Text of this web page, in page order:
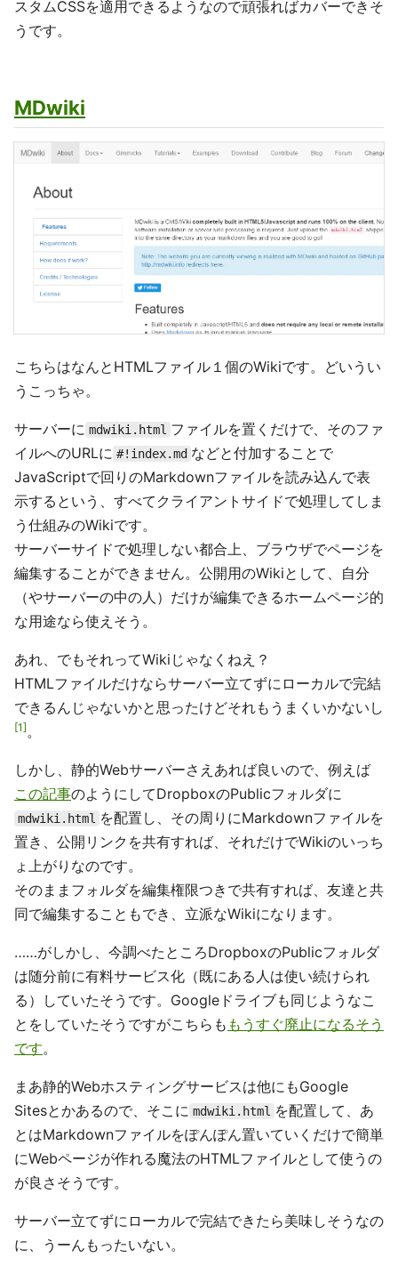
スタムCSSを適用できるようなので頑張ればカバーできそ
うです。
MDwiki
こちらはなんとHTMLファイル１個のWikiです。どいうい
うこっちゃ。
サーバーに mdwiki.html ファイルを置くだけで、そのファ
イルへのURLに #!index.md などと付加することで
JavaScriptで回りのMarkdownファイルを読み込んで表
示するという、すべてクライアントサイドで処理してしま
う仕組みのWikiです。
サーバーサイドで処理しない都合上、ブラウザでページを
編集することができません。公開用のWikiとして、自分
（やサーバーの中の人）だけが編集できるホームページ的
な用途なら使えそう。
あれ、でもそれってWikiじゃなくねえ？
HTMLファイルだけならサーバー立てずにローカルで完結
できるんじゃないかと思ったけどそれもうまくいかないし
1 。
しかし、静的Webサーバーさえあれば良いので、例えば
この記事のようにしてDropboxのPublicフォルダに
mdwiki.html を配置し、その周りにMarkdownファイルを
置き、公開リンクを共有すれば、それだけでWikiのいっち
ょ上がりなのです。
そのままフォルダを編集権限つきで共有すれば、友達と共
同で編集することもでき、立派なWikiになります。
……がしかし、今調べたところDropboxのPublicフォルダ
は随分前に有料サービス化（既にある人は使い続けられ
る）していたそうです。Googleドライブも同じようなこ
とをしていたそうですがこちらも もうすぐ廃止になるそう
です。
まあ静的Webホスティングサービスは他にもGoogle
Sitesとかあるので、そこに mdwiki.html を配置して、あ
とはMarkdownファイルをぽんぽん置いていくだけで簡単
にWebページが作れる魔法のHTMLファイルとして使うの
が良さそうです。
サーバー立てずにローカルで完結できたら美味しそうなの
に、うーんもったいない。